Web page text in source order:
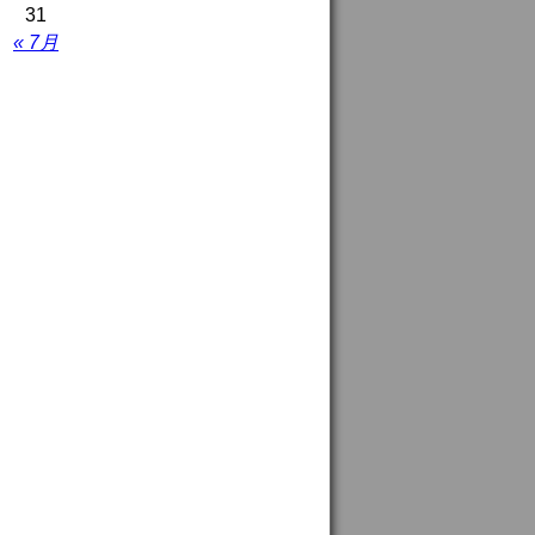
« 7月
31